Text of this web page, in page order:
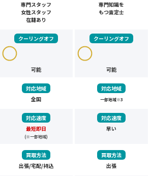
専門スタッフ
女性スタッフ
在籍あり
専門知識を
もつ査定士
クーリングオフ
可能
クーリングオフ
可能
対応地域
全国
対応地域
一部地域※3
対応速度
最短即日
(※一部地域)
対応速度
早い
買取方法
出張/宅配/持込
買取方法
出張